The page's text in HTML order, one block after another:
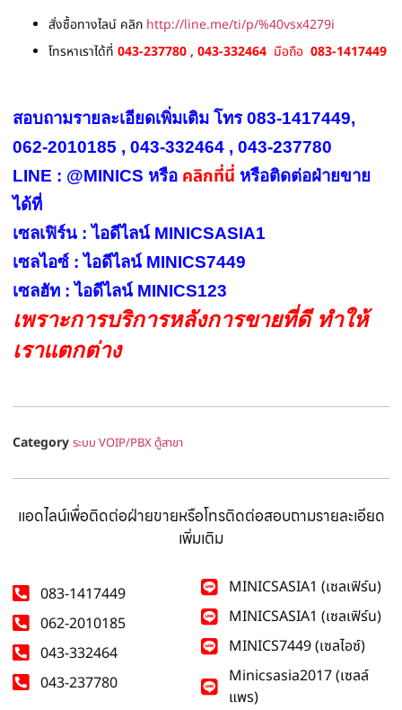
สั่งซื้อทางไลน์ คลิก http://line.me/ti/p/%40vsx4279i
โทรหาเราได้ที่ 043-237780 , 043-332464 มือถือ 083-1417449
สอบถามรายละเอียดเพิ่มเติม โทร 083-1417449,
062-2010185 , 043-332464 , 043-237780
LINE : @MINICS หรือ คลิกที่นี่ หรือติดต่อฝ่ายขาย
ได้ที่
เซลเฟิร์น : ไอดีไลน์ MINICSASIA1
เซลไอซ์ : ไอดีไลน์ MINICS7449
เซลฮัท : ไอดีไลน์ MINICS123
เพราะการบริการหลังการขายที่ดี ทำให้
เราแตกต่าง
Category ระบบ VOIP/PBX ตู้สาขา
แอดไลน์เพื่อติดต่อฝ่ายขายหรือโทรติดต่อสอบถามรายละเอียด
เพิ่มเติม
083-1417449
062-2010185
043-332464
043-237780
MINICSASIA1 (เซลเฟิร์น)
MINICSASIA1 (เซลเฟิร์น)
MINICS7449 (เซลไอซ์)
Minicsasia2017 (เซลล์
แพร)